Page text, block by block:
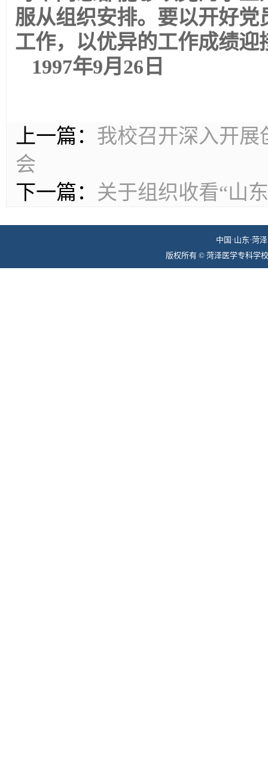
服从组织安排。要以开好
工作，以优异的工作成绩迎
1997年9月26日
上一篇： 我校召开深入开展
会
下一篇： 关于组织收看“山
中国·山东·菏
版权所有 © 菏泽医学专科学